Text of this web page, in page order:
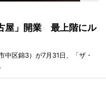
屋」開業 最上階にル
中区錦3）が7月31日、「ザ・